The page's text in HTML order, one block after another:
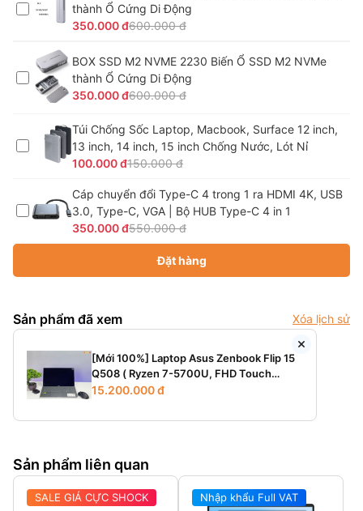
thành Ổ Cứng Di Động
350.000 đ600.000 đ
BOX SSD M2 NVME 2230 Biến Ổ SSD M2 NVMe
thành Ổ Cứng Di Động
350.000 đ600.000 đ
Túi Chống Sốc Laptop, Macbook, Surface 12 inch,
13 inch, 14 inch, 15 inch Chống Nước, Lót Nỉ
100.000 đ150.000 đ
Cáp chuyển đổi Type-C 4 trong 1 ra HDMI 4K, USB
3.0, Type-C, VGA | Bộ HUB Type-C 4 in 1
350.000 đ550.000 đ
Đặt hàng
Sản phẩm đã xem Xóa lịch sử
[Mới 100%] Laptop Asus Zenbook Flip 15
Q508 ( Ryzen 7-5700U, FHD Touch
xoay gập 360)
15.200.000 đ
Sản phẩm liên quan
SALE GIÁ CỰC SHOCK Nhập khẩu Full VAT